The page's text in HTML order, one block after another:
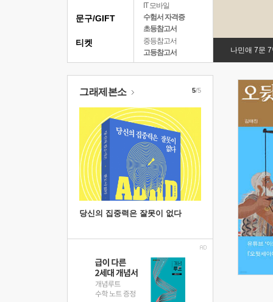
IT 모바일
수험서 자격증
초등참고서
중등참고서
고등참고서
나민애 7문
문구/GIFT
티켓
그래제본소
당신의 집중력은 잘못이 없다
5/5